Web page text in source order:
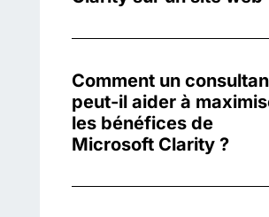
Comment un
peut-il aider à
les bénéfices de
Microsoft Clarity ?